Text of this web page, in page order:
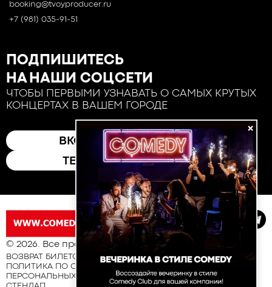
booking@tvoyproducer.ru
+7 (981) 035-91-51
×
ПОДПИШИТЕСЬ
НА НАШИ СОЦСЕТИ
ЧТОБЫ ПЕРВЫМИ УЗНАВАТЬ О САМЫХ КРУТЫХ
КОНЦЕРТАХ В ВАШЕМ ГОРОДЕ
ВКОНТАКТЕ
ТЕЛЕГРАМ
© 2026. Все права защищены
ВОЗВРАТ БИЛЕТОВ
ПОЛИТИКА ПО ОБРАБОТКЕ И ЗАЩИТЕ
ПЕРСОНАЛЬНЫХ ДАННЫХ